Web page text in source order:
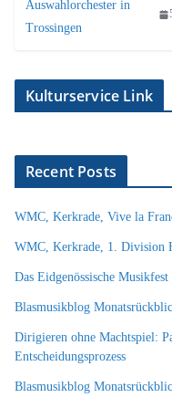
Kulturservice Link
Recent Posts
WMC, Kerkrade, Vive la
WMC, Kerkrade, 1. Division
Das Eidgenössische
Blasmusikblog
Dirigieren ohne Machtspiel:
Entscheidungsprozess
Blasmusikblog